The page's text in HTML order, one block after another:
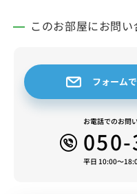
このお部屋にお問い
フォーム
お電話でのお問
平日 10:00～